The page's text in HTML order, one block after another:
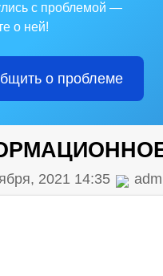
с проблемой —
о ней!
о проблеме
2021 14:35